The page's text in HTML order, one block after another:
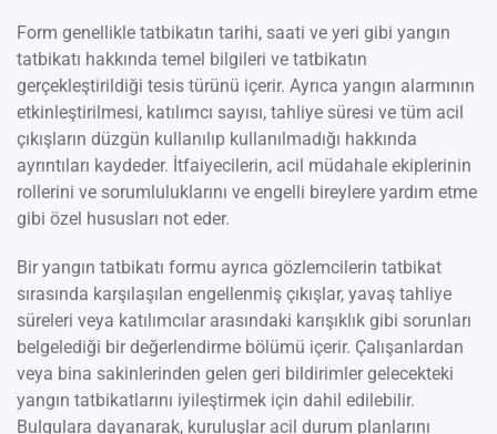
Form genellikle tatbikatın tarihi, saati ve yeri gibi yangın
tatbikatı hakkında temel bilgileri ve tatbikatın
gerçekleştirildiği tesis türünü içerir. Ayrıca yangın alarmının
etkinleştirilmesi, katılımcı sayısı, tahliye süresi ve tüm acil
çıkışların düzgün kullanılıp kullanılmadığı hakkında
ayrıntıları kaydeder. İtfaiyecilerin, acil müdahale ekiplerinin
rollerini ve sorumluluklarını ve engelli bireylere yardım etme
gibi özel hususları not eder.
Bir yangın tatbikatı formu ayrıca gözlemcilerin tatbikat
sırasında karşılaşılan engellenmiş çıkışlar, yavaş tahliye
süreleri veya katılımcılar arasındaki karışıklık gibi sorunları
belgelediği bir değerlendirme bölümü içerir. Çalışanlardan
veya bina sakinlerinden gelen geri bildirimler gelecekteki
yangın tatbikatlarını iyileştirmek için dahil edilebilir.
Bulgulara dayanarak, kuruluşlar acil durum planlarını